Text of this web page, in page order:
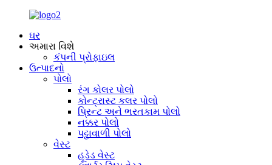
ઘર
અમારા વિશે
કંપની પ્રોફાઇલ
ઉત્પાદનો
પોલો
રંગ કોલર પોલો
કોન્ટ્રાસ્ટ કલર પોલો
પ્રિન્ટ અને ભરતકામ પોલો
નક્કર પોલો
પટ્ટાવાળી પોલો
વેસ્ટ
હૂડેડ વેસ્ટ